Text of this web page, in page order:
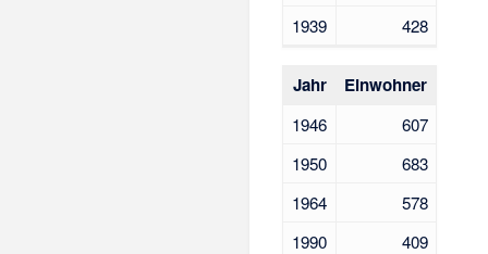
1939
428
Jahr Einwohner
1946
607
1950
683
1964
578
1990
409